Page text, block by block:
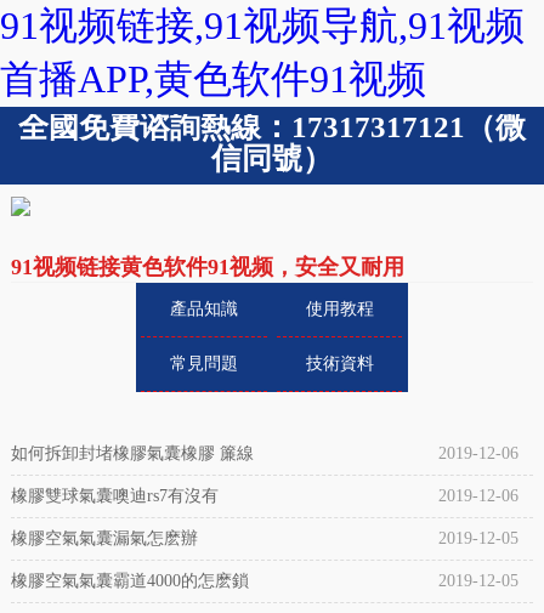
91视频链接,91视频导航,91视频
首播APP,黄色软件91视频
全國免費谘詢熱線：17317317121（微
信同號）
91视频链接黄色软件91视频，安全又耐用
產品知識 使用教程
常見問題 技術資料
如何拆卸封堵橡膠氣囊橡膠 簾線 2019-12-06
橡膠雙球氣囊噢迪rs7有沒有 2019-12-06
橡膠空氣氣囊漏氣怎麽辦 2019-12-05
橡膠空氣氣囊霸道4000的怎麽鎖 2019-12-05